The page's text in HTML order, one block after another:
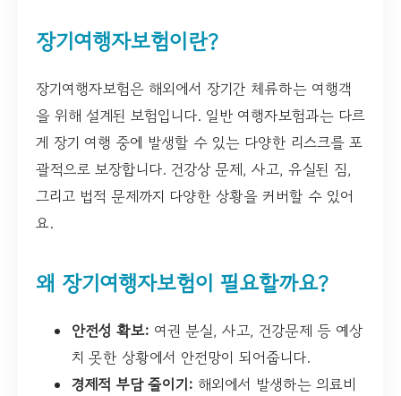
장기여행자보험이란?
장기여행자보험은 해외에서 장기간 체류하는 여행객
을 위해 설계된 보험입니다. 일반 여행자보험과는 다르
게 장기 여행 중에 발생할 수 있는 다양한 리스크를 포
괄적으로 보장합니다. 건강상 문제, 사고, 유실된 짐,
그리고 법적 문제까지 다양한 상황을 커버할 수 있어
요.
왜 장기여행자보험이 필요할까요?
안전성 확보: 여권 분실, 사고, 건강문제 등 예상
치 못한 상황에서 안전망이 되어줍니다.
경제적 부담 줄이기: 해외에서 발생하는 의료비